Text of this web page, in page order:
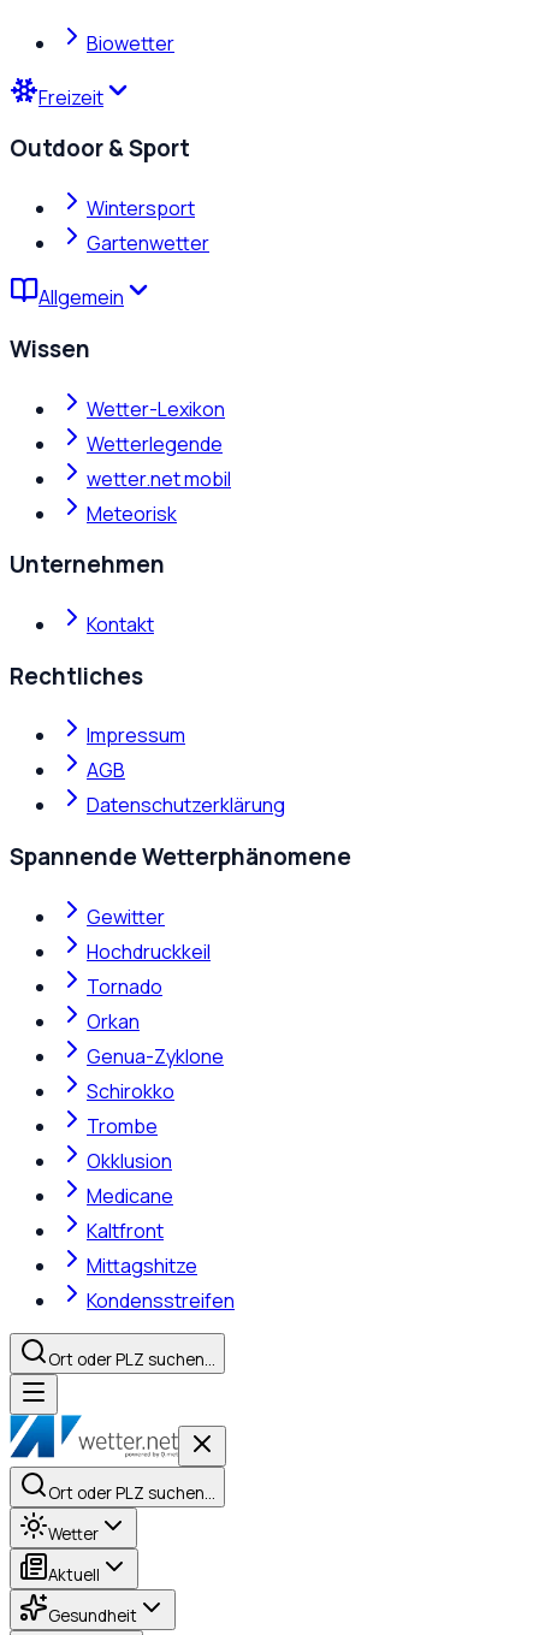
Biowetter
Freizeit
Outdoor & Sport
Wintersport
Gartenwetter
Allgemein
Wissen
Wetter-Lexikon
Wetterlegende
wetter.net mobil
Meteorisk
Unternehmen
Kontakt
Rechtliches
Impressum
AGB
Datenschutzerklärung
Spannende Wetterphänomene
Gewitter
Hochdruckkeil
Tornado
Orkan
Genua-Zyklone
Schirokko
Trombe
Okklusion
Medicane
Kaltfront
Mittagshitze
Kondensstreifen
Ort oder PLZ suchen…
Ort oder PLZ suchen…
Wetter
Aktuell
Gesundheit